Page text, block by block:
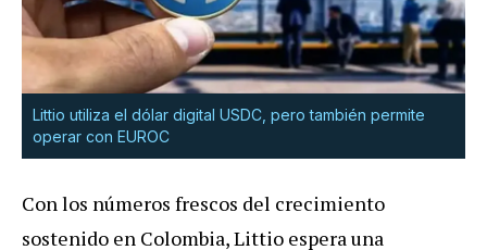
Littio utiliza el dólar digital USDC, pero también permite
operar con EUROC
Con los números frescos del crecimiento
sostenido en Colombia, Littio espera una